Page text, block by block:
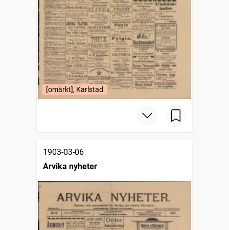
[omärkt], Karlstad
1903-03-06
Arvika nyheter